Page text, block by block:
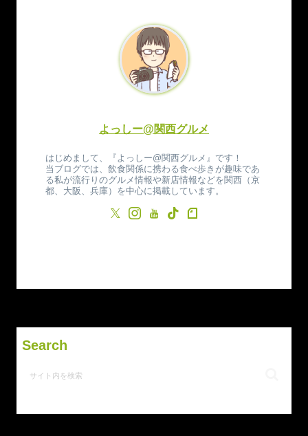
よっしー@関西グルメ
はじめまして、『よっしー@関西グルメ』です！
当ブログでは、飲食関係に携わる食べ歩きが趣味であ
る私が流行りのグルメ情報や新店情報などを関西（京
都、大阪、兵庫）を中心に掲載しています。
Search